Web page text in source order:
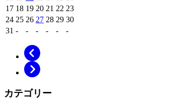
17 18 19 20 21 22 23
24 25 26 27 28 29 30
31 - - - - - -
カテゴリー